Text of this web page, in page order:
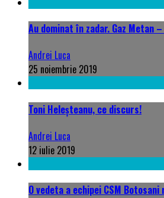
Au dominat în zadar. Gaz Metan
Andrei Luca
25 noiembrie 2019
Toni Heleșteanu, ce discurs!
Andrei Luca
12 iulie 2019
O vedeta a echipei CSM Botosani